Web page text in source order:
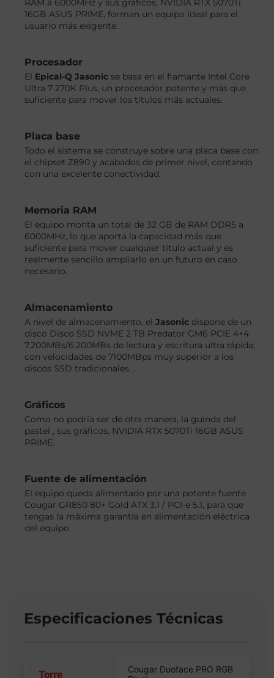
RAM a 6000MHz y sus gráficos, NVIDIA RTX 5070Ti
16GB ASUS PRIME, forman un equipo ideal para el
usuario más exigente.
Procesador
El Epical-Q Jasonic se basa en el flamante Intel Core
Ultra 7 270K Plus, un procesador potente y más que
suficiente para mover los títulos más actuales.
Placa base
Todo el sistema se construye sobre una placa base con
el chipset Z890 y acabados de primer nivel, contando
con una excelente conectividad.
Memoria RAM
El equipo monta un total de 32 GB de RAM DDR5 a
6000MHz, lo que aporta la capacidad más que
suficiente para mover cualquier título actual y es
realmente sencillo ampliarlo en un futuro en caso
necesario.
Almacenamiento
A nivel de almacenamiento, elJasonic dispone de un
disco Disco SSD NVME 2 TB Predator GM6 PCIE 4×4
7.200MBs/6.200MBs de lectura y escritura ultra rápida,
con velocidades de 7100MBps muy superior a los
discos SSD tradicionales. .
Gráficos
Como no podría ser de otra manera, la guinda del
pastel , sus gráficos, NVIDIA RTX 5070Ti 16GB ASUS
PRIME.
Fuente de alimentación
El equipo queda alimentado por una potente fuente
Cougar GR850 80+ Gold ATX 3.1 / PCI-e 5.1, para que
tengas la máxima garantía en alimentación eléctrica
del equipo.
Especificaciones Técnicas
Torre
Cougar Duoface PRO RGB